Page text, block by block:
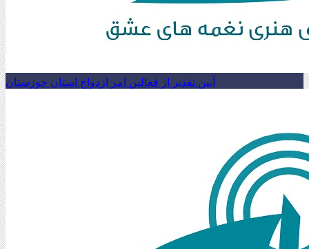
آیین تقدیر از فعالین امر ازدواج استان خوزستان